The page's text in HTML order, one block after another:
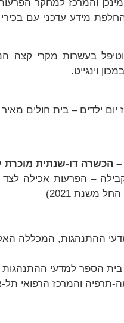
והמרכז למחקר
מידע עדכני עם
בעשרות מקרי קצה
וינגייט.
ילדים – בית חולים מאיר
– הכשרה דו-שנתית
בית הספר למדעי ההתנהגות